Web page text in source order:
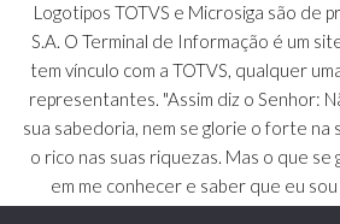
Logotipos TOTVS e Microsiga são de
S.A. O Terminal de Informação é um
tem vínculo com a TOTVS, qualquer
representantes. "Assim diz o Senhor:
sua sabedoria, nem se glorie o forte na
o rico nas suas riquezas. Mas o que
em me conhecer e saber que eu